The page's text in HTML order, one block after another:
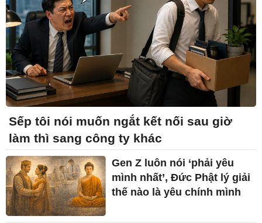
Sếp tôi nói muốn ngắt kết nối sau giờ
làm thì sang công ty khác
Gen Z luôn nói ‘phải yêu
mình nhất’, Đức Phật lý giải
thế nào là yêu chính mình